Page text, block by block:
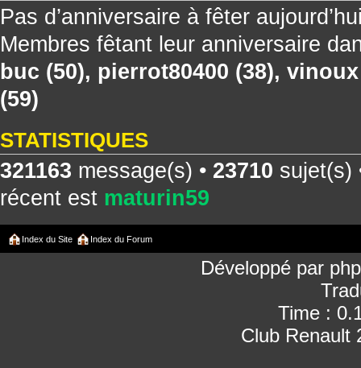
Pas d’anniversaire à fêter
Membres fêtant leur anniversaire
buc (50), pierrot80400 (38), vinoux
(59)
STATISTIQUES
321163 message(s) • 23710 sujet(s)
récent est maturin59
Index du Site Index du Forum
Développé par
Time :
Club Renault